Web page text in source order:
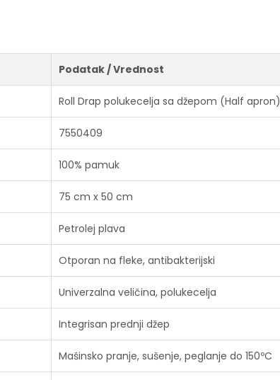
Podatak / Vrednost
Roll Drap polukecelja sa džepom (Half apron)
7550409
100% pamuk
75 cm x 50 cm
Petrolej plava
Otporan na fleke, antibakterijski
Univerzalna veličina, polukecelja
Integrisan prednji džep
Mašinsko pranje, sušenje, peglanje do 150ºC